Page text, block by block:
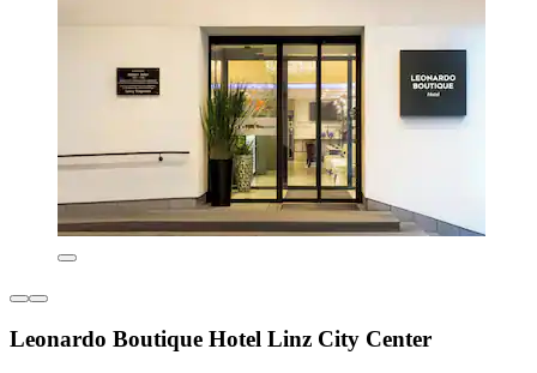
Leonardo Boutique Hotel Linz City Center